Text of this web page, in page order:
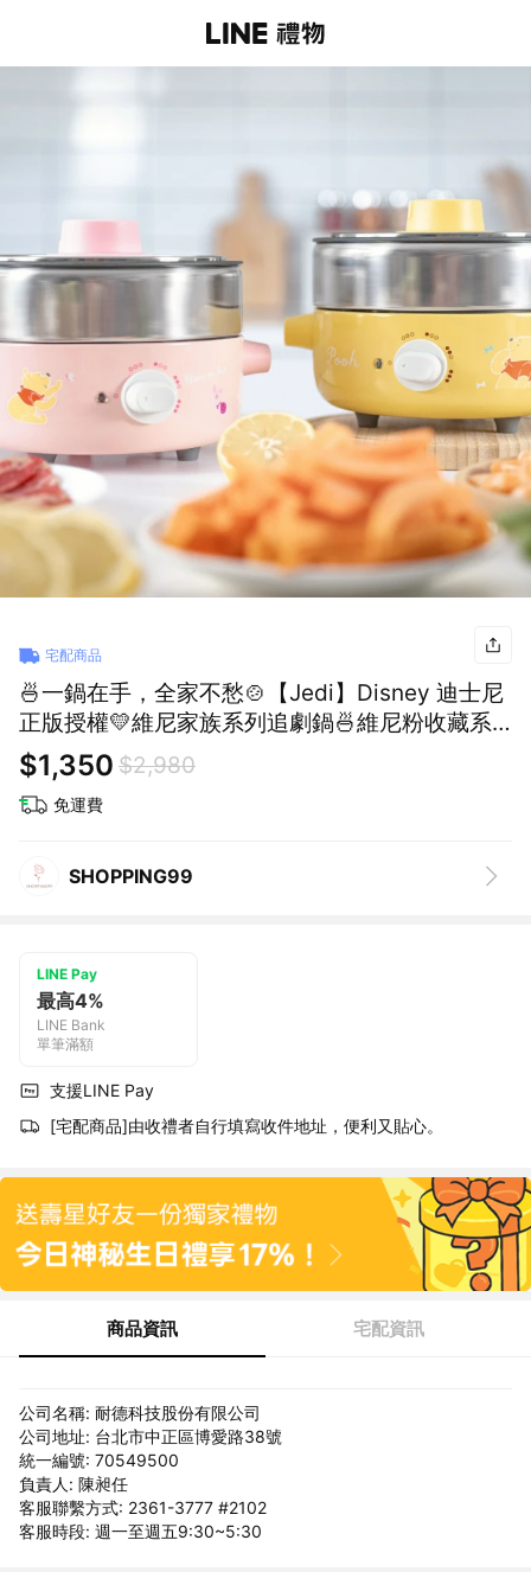
宅配商品
🍜一鍋在手，全家不愁🍲【Jedi】Disney 迪士尼
正版授權💛維尼家族系列追劇鍋🍜維尼粉收藏系
列✨🍳加熱保溫♡不鏽鋼鍋(Shopping99)
$1,350 $2,980
免運費
SHOPPING99
LINE Pay
最高4%
LINE Bank
單筆滿額
支援LINE Pay
[宅配商品]由收禮者自行填寫收件地址，便利又貼心。
商品資訊 宅配資訊
公司名稱: 耐德科技股份有限公司
公司地址: 台北市中正區博愛路38號
統一編號: 70549500
負責人: 陳昶任
客服聯繫方式: 2361-3777 #2102
客服時段: 週一至週五9:30~5:30